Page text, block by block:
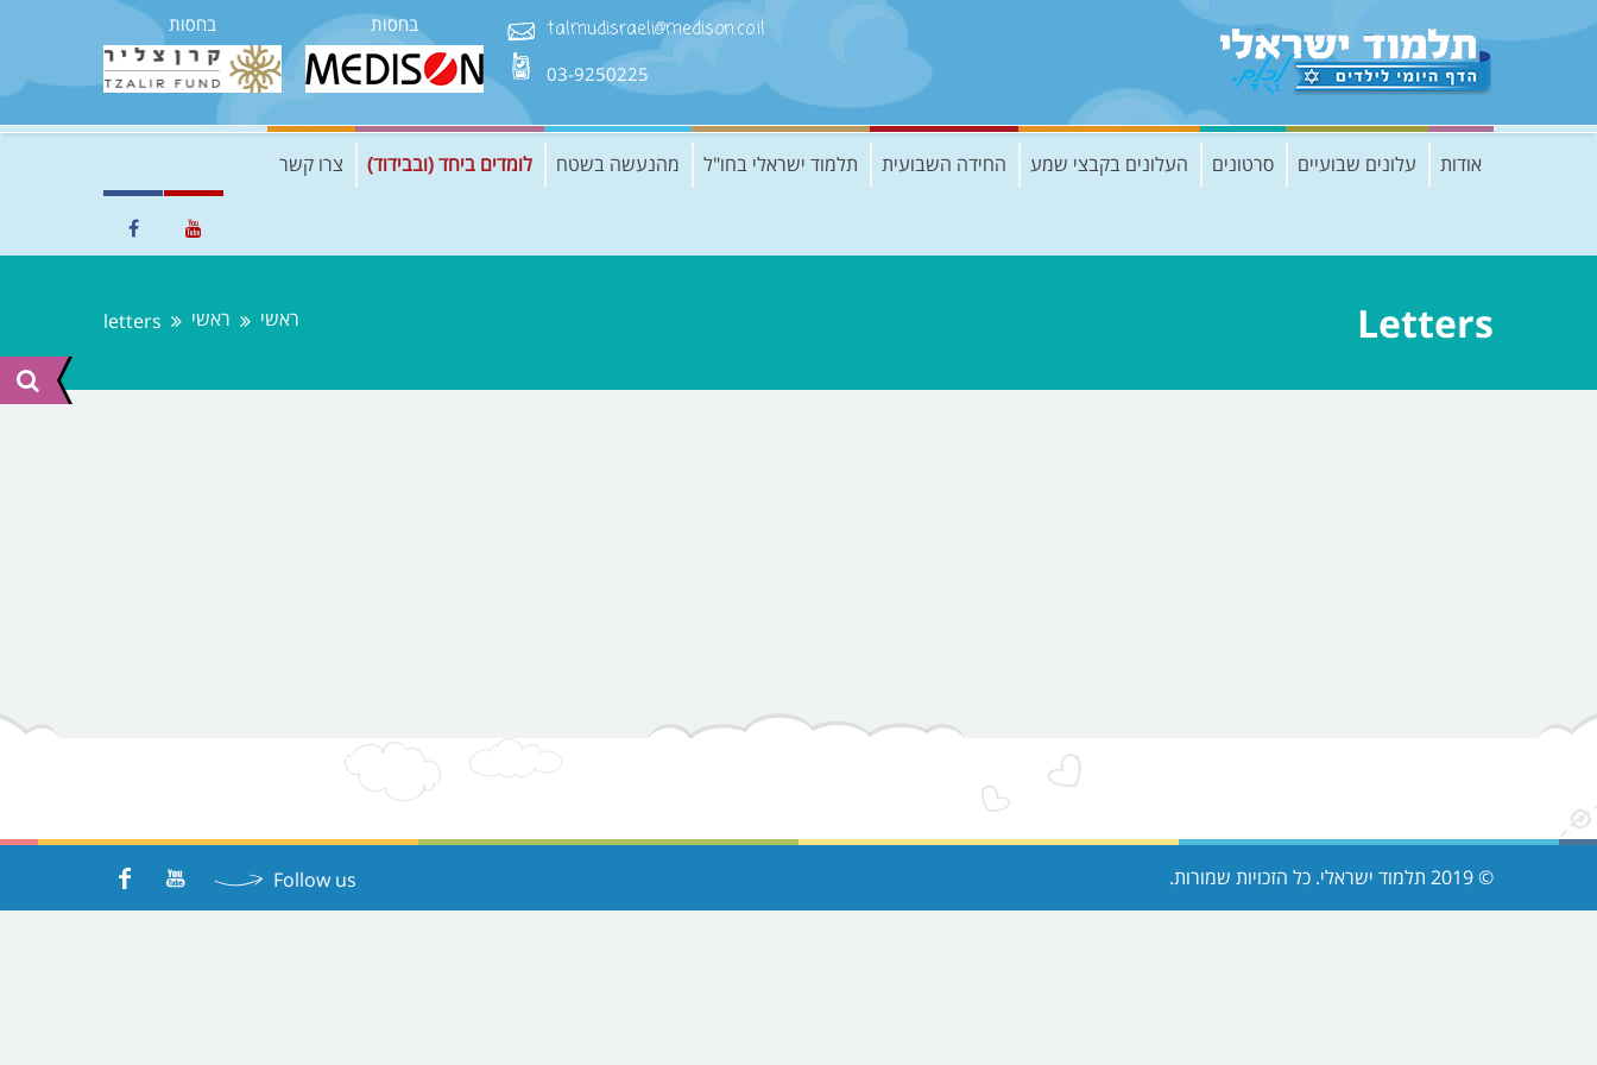
בחסות בחסות talmudisraeli@medison.co.il
03-9250225
אודות עלונים שבועיים סרטונים העלונים בקבצי שמע החידה השבועית תלמוד ישראלי בחו"ל מהנעשה בשטח לומדים ביחד (ובבידוד) צרו קשר
Letters ראשי ראשי letters
© 2019 תלמוד ישראלי. כל הזכויות שמורות. Follow us